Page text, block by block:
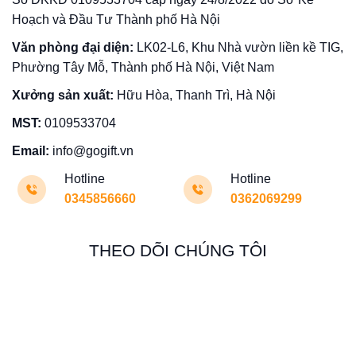
Hoạch và Đầu Tư Thành phố Hà Nội
Văn phòng đại diện: LK02-L6, Khu Nhà vườn liền kề TIG,
Phường Tây Mỗ, Thành phố Hà Nội, Việt Nam
Xưởng sản xuất: Hữu Hòa, Thanh Trì, Hà Nội
MST: 0109533704
Email: info@gogift.vn
Hotline
0345856660
Hotline
0362069299
THEO DÕI CHÚNG TÔI